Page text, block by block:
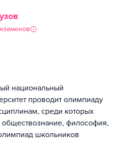
национальный
проводит олимпиаду
среди которых
обществознание, философия,
школьников